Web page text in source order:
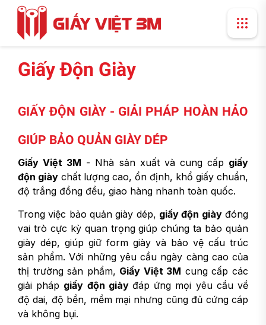
Giấy Độn Giày
GIẤY ĐỘN GIÀY - GIẢI PHÁP HOÀN HẢO
GIÚP BẢO QUẢN GIÀY DÉP
Giấy Việt 3M - Nhà sản xuất và cung cấp giấy
độn giày chất lượng cao, ổn định, khổ giấy chuẩn,
độ trắng đồng đều, giao hàng nhanh toàn quốc.
Trong việc bảo quản giày dép, giấy độn giàyđóng
vai trò cực kỳ quan trọng giúp chúng ta bảo quản
giày dép, giúp giữ form giày và bảo vệ cấu trúc
sản phẩm. Với những yêu cầu ngày càng cao của
thị trường sản phẩm, Giấy Việt 3M cung cấp các
giải pháp giấy độn giàyđáp ứng mọi yêu cầu về
độ dai, độ bền, mềm mại nhưng cũng đủ cứng cáp
và không bụi.